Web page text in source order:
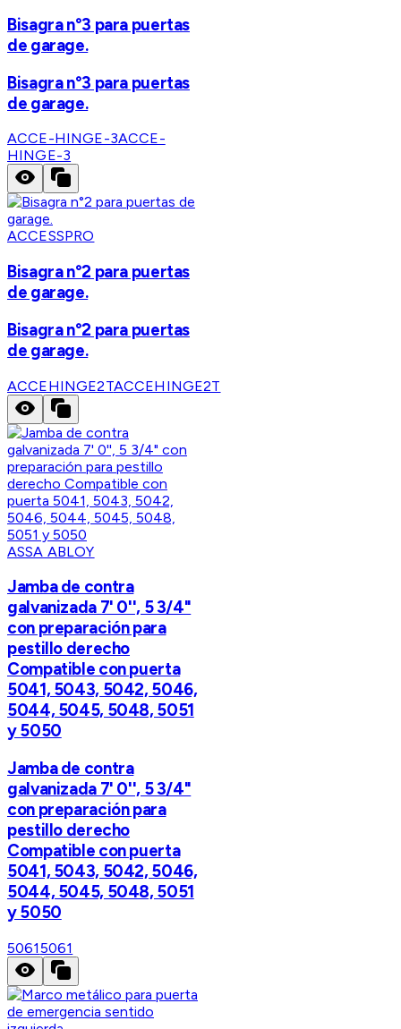
Bisagra n°3 para puertas
de garage.
Bisagra n°3 para puertas
de garage.
ACCE-HINGE-3ACCE-
HINGE-3
ACCESSPRO
Bisagra n°2 para puertas
de garage.
Bisagra n°2 para puertas
de garage.
ACCEHINGE2TACCEHINGE2T
ASSA ABLOY
Jamba de contra
galvanizada 7' 0'', 5 3/4"
con preparación para
pestillo derecho
Compatible con puerta
5041, 5043, 5042, 5046,
5044, 5045, 5048, 5051
y 5050
Jamba de contra
galvanizada 7' 0'', 5 3/4"
con preparación para
pestillo derecho
Compatible con puerta
5041, 5043, 5042, 5046,
5044, 5045, 5048, 5051
y 5050
50615061